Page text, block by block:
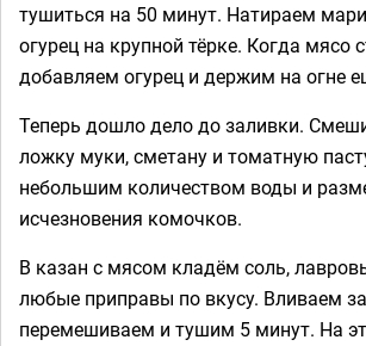
тушиться на 50 минут. Натираем
огурец на крупной тёрке. Когда мясо
добавляем огурец и держим на огне
Теперь дошло дело до заливки.
ложку муки, сметану и томатную
небольшим количеством воды и
исчезновения комочков.
В казан с мясом кладём соль,
любые приправы по вкусу. Вливаем
перемешиваем и тушим 5 минут. На